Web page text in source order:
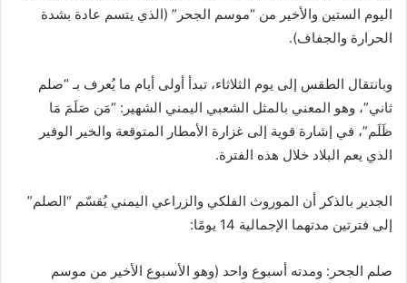
اليوم الستين والأخير من “موسم الجحر” (الذي يتسم عادة بشدة
الحرارة والجفاف).
وبانتقال الطقس إلى يوم الثلاثاء، تبدأ أولى أيام ما يُعرف بـ “صلم
ثاني”، وهو المعني بالمثل الشعبي اليمني الشهير: “مَن صَلَمَ مَا
ظَلَم”، في إشارة قوية إلى غزارة الأمطار المتوقعة والخير الوفير
الذي يعم البلاد خلال هذه الفترة.
الجدير بالذكر أن الموروث الفلكي والزراعي اليمني يُقسّم “الصلم”
إلى فترتين مدتهما الإجمالية 14 يومًا:
صلم الجحر: ومدته أسبوع واحد (وهو الأسبوع الأخير من موسم